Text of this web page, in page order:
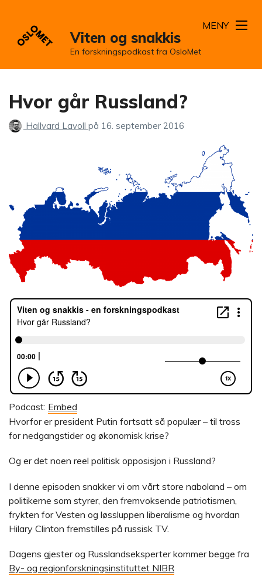
Viten og snakkis
En forskningspodkast fra OsloMet
MENY
Hvor går Russland?
Hallvard Lavoll på 16. september 2016
Podcast: Embed
Hvorfor er president Putin fortsatt så populær – til tross
for nedgangstider og økonomisk krise?
Og er det noen reel politisk opposisjon i Russland?
I denne episoden snakker vi om vårt store naboland – om
politikerne som styrer, den fremvoksende patriotismen,
frykten for Vesten og løssluppen liberalisme og hvordan
Hilary Clinton fremstilles på russisk TV.
Dagens gjester og Russlandseksperter kommer begge fra
By- og regionforskningsinstituttet NIBR